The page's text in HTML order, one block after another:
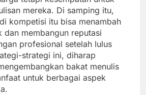
mereka. Di samping itu,
kompetisi itu bisa menambah
dan membangun reputasi
profesional setelah lulus
strategi ini, diharap
bakat menulis
untuk berbagai aspek